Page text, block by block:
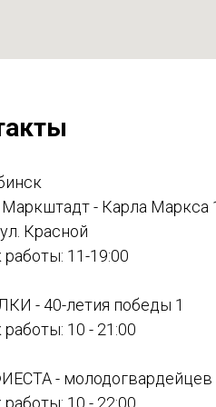
- Карла Маркса
Красной
работы: 11-19:00
- 40-летия победы 1
работы: 10 - 21:00
- молодогвардейцев
работы: 10 - 22:00